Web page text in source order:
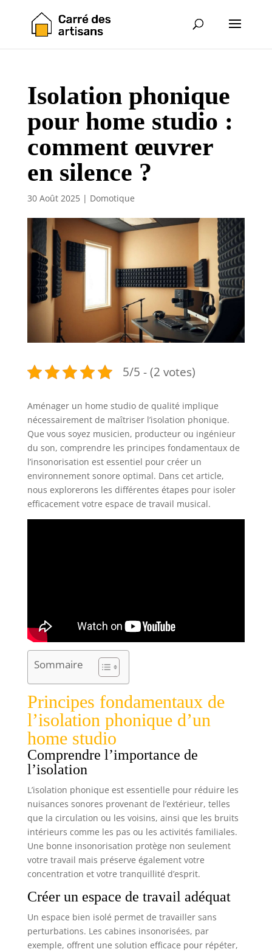
Isolation phonique
pour home studio :
comment œuvrer
en silence ?
30 Août 2025| Domotique
5/5 - (2 votes)
Aménager un home studio de qualité implique
nécessairement de maîtriser l’isolation phonique.
Que vous soyez musicien, producteur ou ingénieur
du son, comprendre les principes fondamentaux de
l’insonorisation est essentiel pour créer un
environnement sonore optimal. Dans cet article,
nous explorerons les différentes étapes pour isoler
efficacement votre espace de travail musical.
Sommaire
Principes fondamentaux de
l’isolation phonique d’un
home studio
Comprendre l’importance de
l’isolation
L’isolation phonique est essentielle pour réduire les
nuisances sonores provenant de l’extérieur, telles
que la circulation ou les voisins, ainsi que les bruits
intérieurs comme les pas ou les activités familiales.
Une bonne insonorisation protège non seulement
votre travail mais préserve également votre
concentration et votre tranquillité d’esprit.
Créer un espace de travail adéquat
Un espace bien isolé permet de travailler sans
perturbations. Les cabines insonorisées, par
exemple, offrent une solution efficace pour répéter,